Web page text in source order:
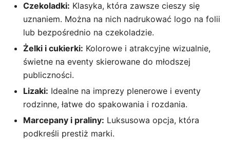
Czekoladki: Klasyka, która zawsze cieszy się
uznaniem. Można na nich nadrukować logo na folii
lub bezpośrednio na czekoladzie.
Żelki i cukierki: Kolorowe i atrakcyjne wizualnie,
świetne na eventy skierowane do młodszej
publiczności.
Lizaki: Idealne na imprezy plenerowe i eventy
rodzinne, łatwe do spakowania i rozdania.
Marcepany i praliny: Luksusowa opcja, która
podkreśli prestiż marki.